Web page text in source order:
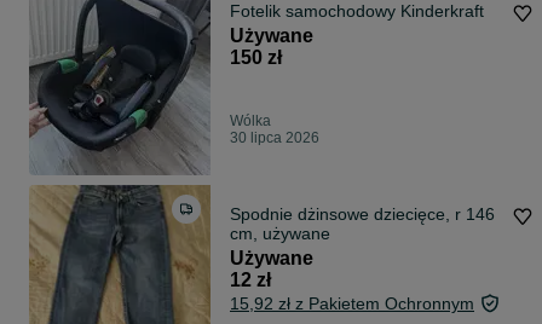
Fotelik samochodowy Kinderkraft
Używane
150 zł
Wólka
30 lipca 2026
Spodnie dżinsowe dziecięce, r 146
cm, używane
Używane
12 zł
15,92 zł z Pakietem Ochronnym